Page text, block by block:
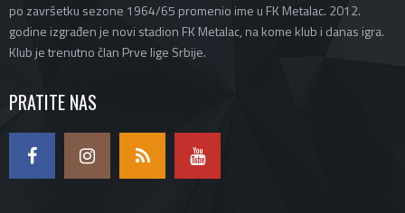
po završetku sezone 1964/65 promenio ime u FK Metalac. 2012.
godine izgrađen je novi stadion FK Metalac, na kome klub i danas igra.
Klub je trenutno član Prve lige Srbije.
PRATITE NAS